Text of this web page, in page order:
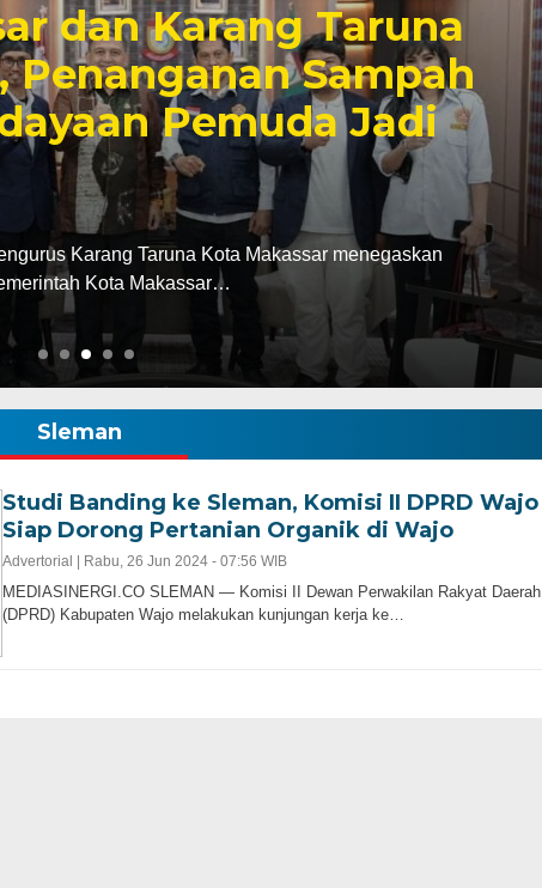
Pannara,
Proyek Tepat
Berkualitas di
Kota Makassar, Supratman melakukan peninjauan
SPF SD…
Sleman
Studi Banding ke Sleman, Komisi II DPRD Wajo
Siap Dorong Pertanian Organik di Wajo
Advertorial | Rabu, 26 Jun 2024 - 07:56 WIB
MEDIASINERGI.CO SLEMAN — Komisi II Dewan Perwakilan Rakyat Daerah
(DPRD) Kabupaten Wajo melakukan kunjungan kerja ke…